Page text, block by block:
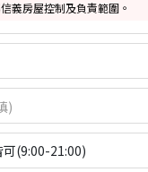
義房屋控制及負責範圍。
(9:00-21:00)